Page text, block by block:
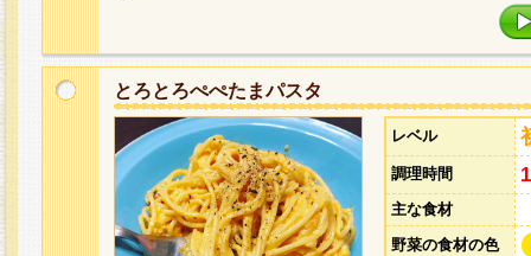
とろとろぺぺたまパスタ
レベル
調理時間
主な食材
野菜の食材の色